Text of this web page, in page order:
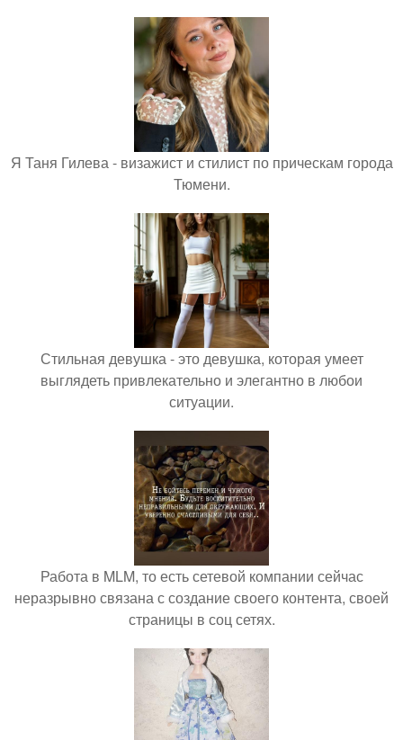
Я Таня Гилева - визажист и стилист по прическам города
Тюмени.
Стильная девушка - это девушка, которая умеет
выглядеть привлекательно и элегантно в любои
ситуации.
Работа в MLM, то есть сетевой компании сейчас
неразрывно связана с создание своего контента, своей
страницы в соц сетях.